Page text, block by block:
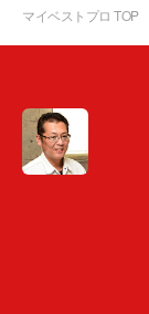
マイベストプロ TOP